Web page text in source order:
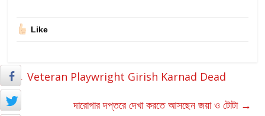
Like
← Veteran Playwright Girish Karnad Dead
দারোগার দপ্তরে দেখা করতে আসছেন জয়া ও টোটা →